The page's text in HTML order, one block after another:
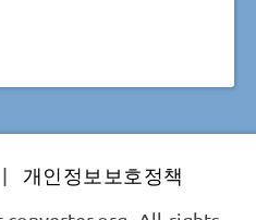
|
개인정보보호정책